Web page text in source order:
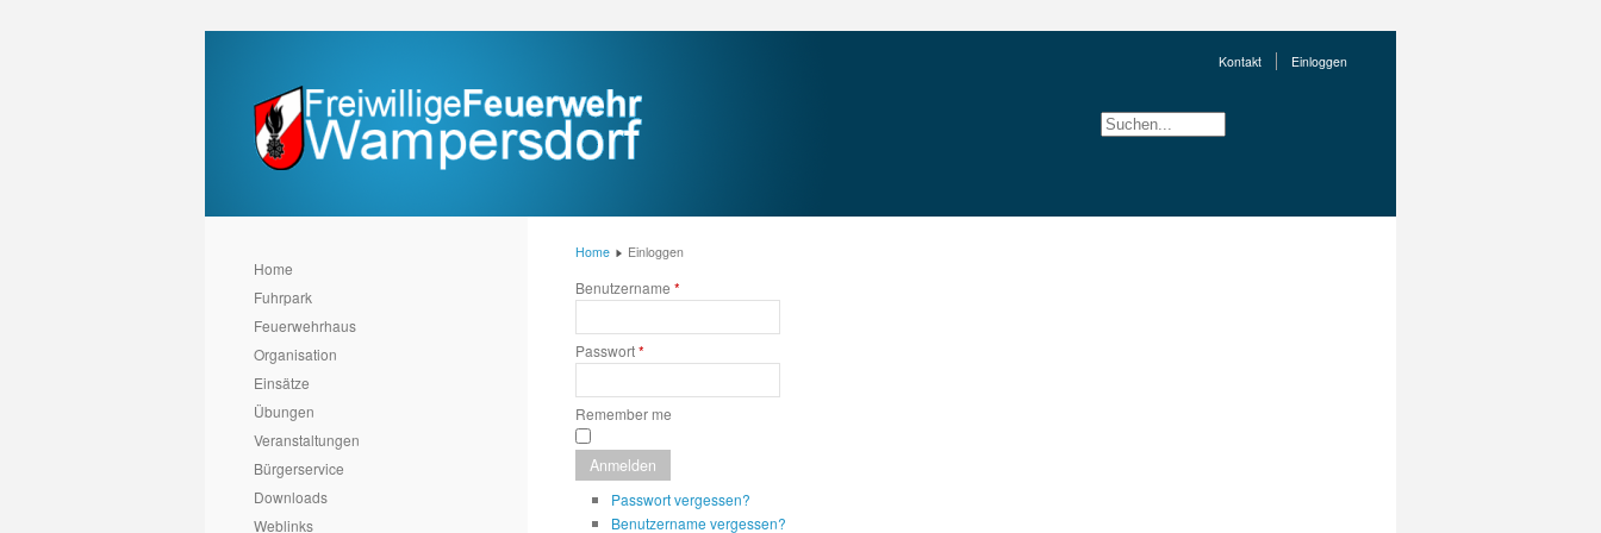
Kontakt Einloggen
Home
Fuhrpark
Feuerwehrhaus
Organisation
Einsätze
Übungen
Veranstaltungen
Bürgerservice
Downloads
Weblinks
Home Einloggen
Benutzername *
Passwort*
Remember me
Anmelden
Passwort vergessen?
Benutzername vergessen?